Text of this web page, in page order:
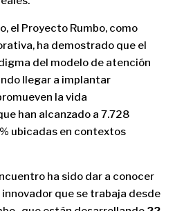
el Proyecto Rumbo, como
ha demostrado que el
del modelo de atención
llegar a implantar
la vida
han alcanzado a 7.728
ubicadas en contextos
ha sido dar a conocer
que se trabaja desde